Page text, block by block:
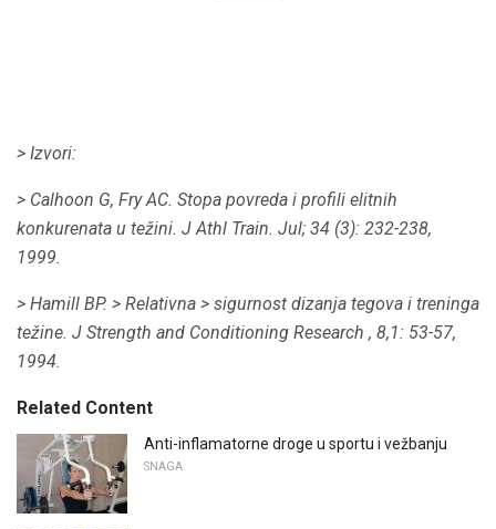
> Izvori:
> Calhoon G, Fry AC. Stopa povreda i profili elitnih
konkurenata u težini. J Athl Train. Jul; 34 (3): 232-238,
1999.
> Hamill BP. > Relativna > sigurnost dizanja tegova i treninga
težine. J Strength and Conditioning Research , 8,1: 53-57,
1994.
Related Content
Anti-inflamatorne droge u sportu i vežbanju
SNAGA